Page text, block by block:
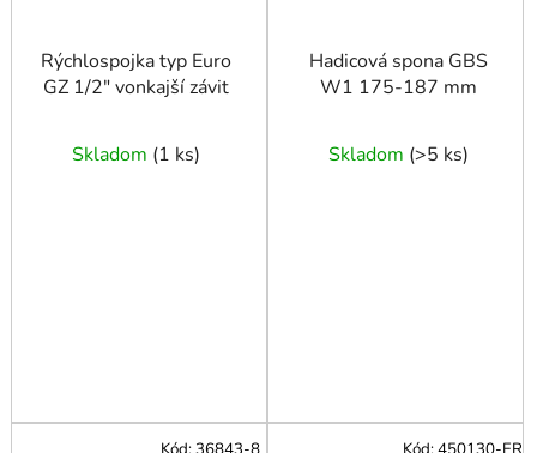
Rýchlospojka typ Euro
GZ 1/2″ vonkajší závit
Skladom (1 ks)
Hadicová spona GBS
W1 175-187 mm
Skladom (>5 ks)